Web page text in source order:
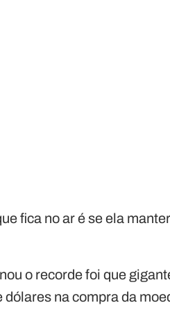
fica no ar é se ela
o recorde foi que
na compra da